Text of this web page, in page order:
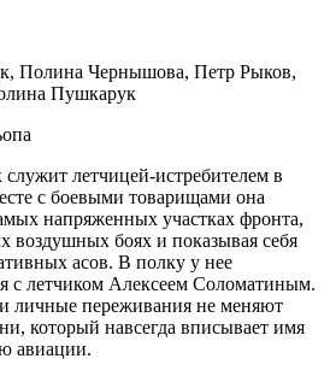
Полина Чернышова, Петр Рыков,
Пушкарук
летчицей-истребителем в
с боевыми товарищами она
напряженных участках фронта,
воздушных боях и показывая себя
асов. В полку у нее
с летчиком Алексеем Соломатиным.
личные переживания не меняют
который навсегда вписывает имя
авиации.